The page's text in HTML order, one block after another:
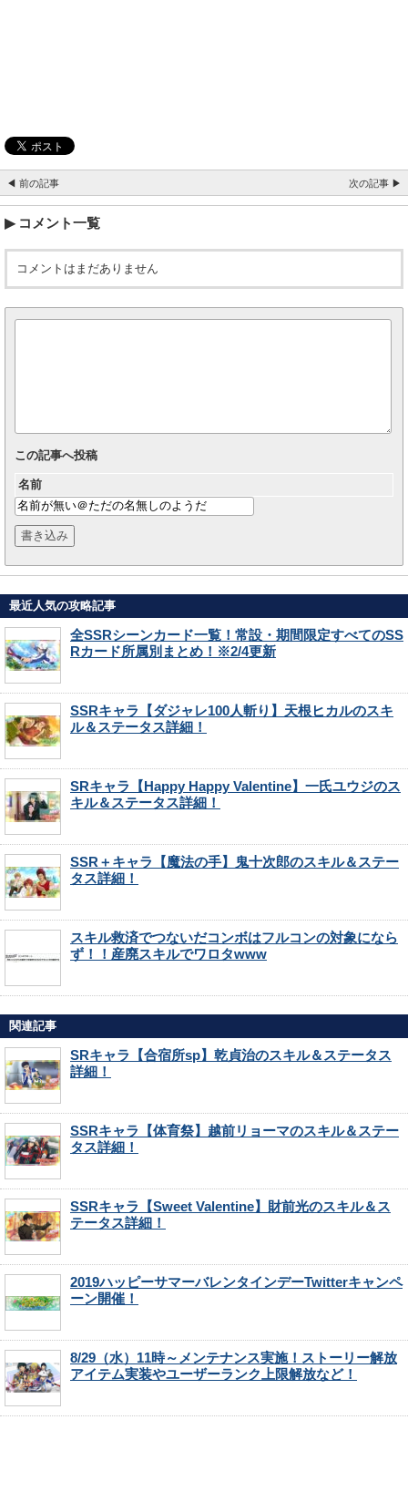
◀ 前の記事 次の記事 ▶
コメント一覧
コメントはまだありません
この記事へ投稿
名前
最近人気の攻略記事
全SSRシーンカード一覧！常設・期間限定すべてのSS
Rカード所属別まとめ！※2/4更新
SSRキャラ【ダジャレ100人斬り】天根ヒカルのスキ
ル＆ステータス詳細！
SRキャラ【Happy Happy Valentine】一氏ユウジのス
キル＆ステータス詳細！
SSR＋キャラ【魔法の手】鬼十次郎のスキル＆ステー
タス詳細！
スキル救済でつないだコンボはフルコンの対象になら
ず！！産廃スキルでワロタwww
関連記事
SRキャラ【合宿所sp】乾貞治のスキル＆ステータス
詳細！
SSRキャラ【体育祭】越前リョーマのスキル＆ステー
タス詳細！
SSRキャラ【Sweet Valentine】財前光のスキル＆ス
テータス詳細！
2019ハッピーサマーバレンタインデーTwitterキャンペ
ーン開催！
8/29（水）11時～メンテナンス実施！ストーリー解放
アイテム実装やユーザーランク上限解放など！